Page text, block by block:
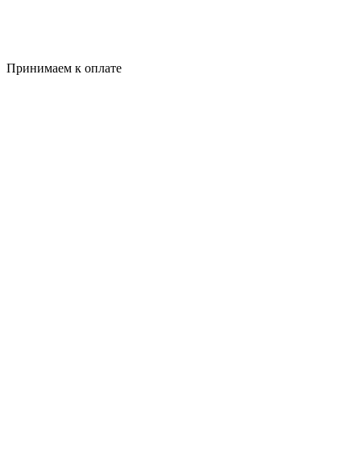
Принимаем к оплате